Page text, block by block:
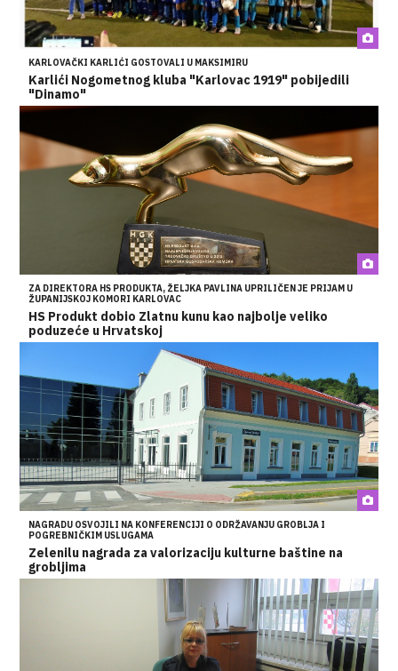
KARLOVAČKI KARLIĆI GOSTOVALI U MAKSIMIRU
Karlići Nogometnog kluba "Karlovac 1919" pobijedili
"Dinamo"
ZA DIREKTORA HS PRODUKTA, ŽELJKA PAVLINA UPRILIČEN JE PRIJAM U
ŽUPANIJSKOJ KOMORI KARLOVAC
HS Produkt dobio Zlatnu kunu kao najbolje veliko
poduzeće u Hrvatskoj
NAGRADU OSVOJILI NA KONFERENCIJI O ODRŽAVANJU GROBLJA I
POGREBNIČKIM USLUGAMA
Zelenilu nagrada za valorizaciju kulturne baštine na
grobljima